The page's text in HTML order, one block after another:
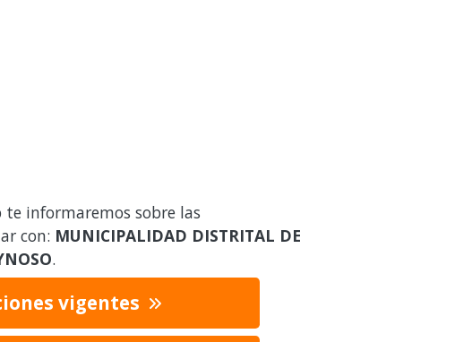
informaremos sobre las
con: MUNICIPALIDAD DISTRITAL DE
.
vigentes